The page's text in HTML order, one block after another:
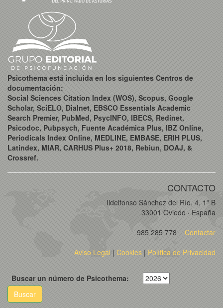
Psicothema está incluida en los siguientes Centros de
documentación:
Social Sciences Citation Index (WOS), Scopus, Google
Scholar, SciELO, Dialnet, EBSCO Essentials Academic
Search Premier, PubMed, PsycINFO, IBECS, Redinet,
Psicodoc, Pubpsych, Fuente Académica Plus, IBZ Online,
Periodicals Index Online, MEDLINE, EMBASE, ERIH PLUS,
Latindex, MIAR, CARHUS Plus+ 2018, Rebiun, DOAJ, &
Crossref.
CONTACTO
Ildelfonso Sánchez del Río, 4, 1º B
33001 Oviedo · España
985 285 778
Contactar
Aviso Legal| Cookies | Política de Privacidad
Buscar un número de Psicothema:
Buscar